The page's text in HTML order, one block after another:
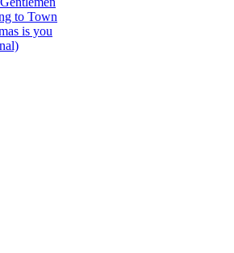
to Town
is you